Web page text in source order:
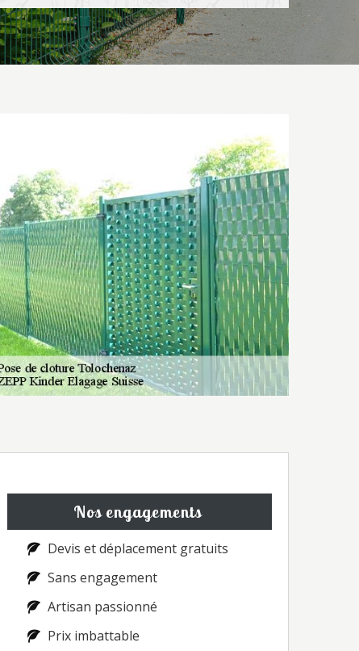
Nos engagements
Devis et déplacement gratuits
Sans engagement
Artisan passionné
Prix imbattable